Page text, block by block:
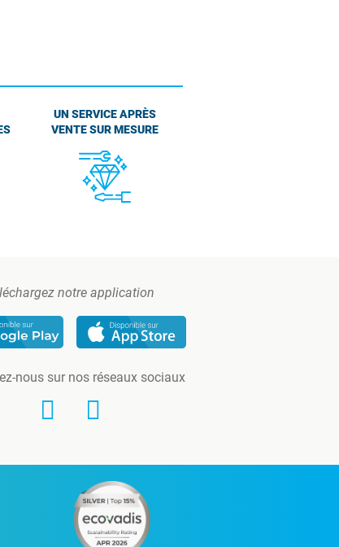
UN SERVICE APRÈS
VENTE SUR MESURE
notre application
nous sur nos réseaux sociaux